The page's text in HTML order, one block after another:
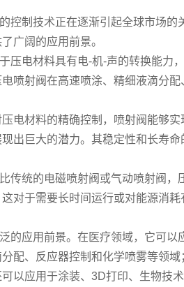
制技术正在逐渐引起全球市场的
广阔的应用前景。
电材料具有电-机-声的转换能力
喷射阀在高速喷涂、精细液滴分
电材料的精确控制，喷射阀能够
出巨大的潜力。其稳定性和长寿
统的电磁喷射阀或气动喷射阀，
对于需要长时间运行或对能源消
应用前景。在医疗领域，它可以
配、反应器控制和化学喷雾等领
以应用于涂装、3D打印、生物技